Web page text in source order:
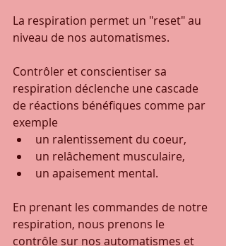
La respiration permet un "reset" au
niveau de nos automatismes.
Contrôler et conscientiser sa
respiration déclenche une cascade
de réactions bénéfiques comme par
exemple
un ralentissement du coeur,
un relâchement musculaire,
un apaisement mental.
En prenant les commandes de notre
respiration, nous prenons le
contrôle sur nos automatismes et